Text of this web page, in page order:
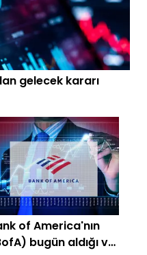
gelecek kararı
of America'nın
bugün aldığı ve